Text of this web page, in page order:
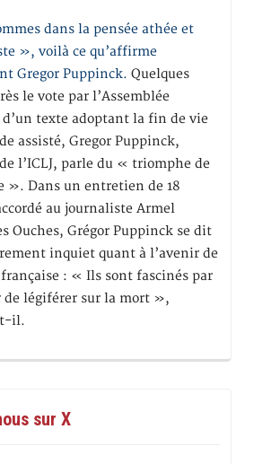
dans la pensée athée et
», voilà ce qu’affirme
Gregor Puppinck. Quelques
le vote par l’Assemblée
texte adoptant la fin de vie
assisté, Gregor Puppinck,
l’ICLJ, parle du « triomphe de
». Dans un entretien de 18
au journaliste Armel
Ouches, Grégor Puppinck se dit
inquiet quant à l’avenir de
: « Ils sont fascinés par
de légiférer sur la mort »,
t-il.
sur X